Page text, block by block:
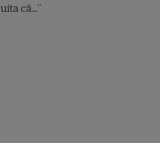
uita că..."